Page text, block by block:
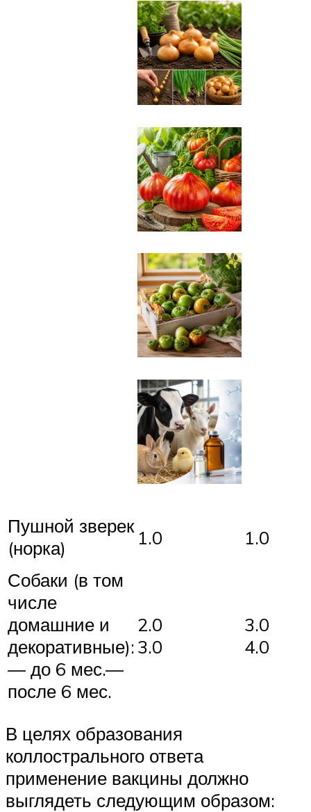
Пушной зверек
(норка)
1.0
1.0
Собаки (в том
числе
домашние и
декоративные):
— до 6 мес.—
после 6 мес.
2.0
3.0
3.0
4.0
В целях образования
коллострального ответа
применение вакцины должно
выглядеть следующим образом: